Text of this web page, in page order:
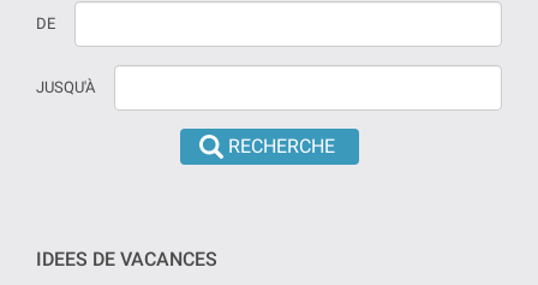
Si
aucune
n'est
à
La
être
DE
JUSQU'À
IDEES DE VACANCES